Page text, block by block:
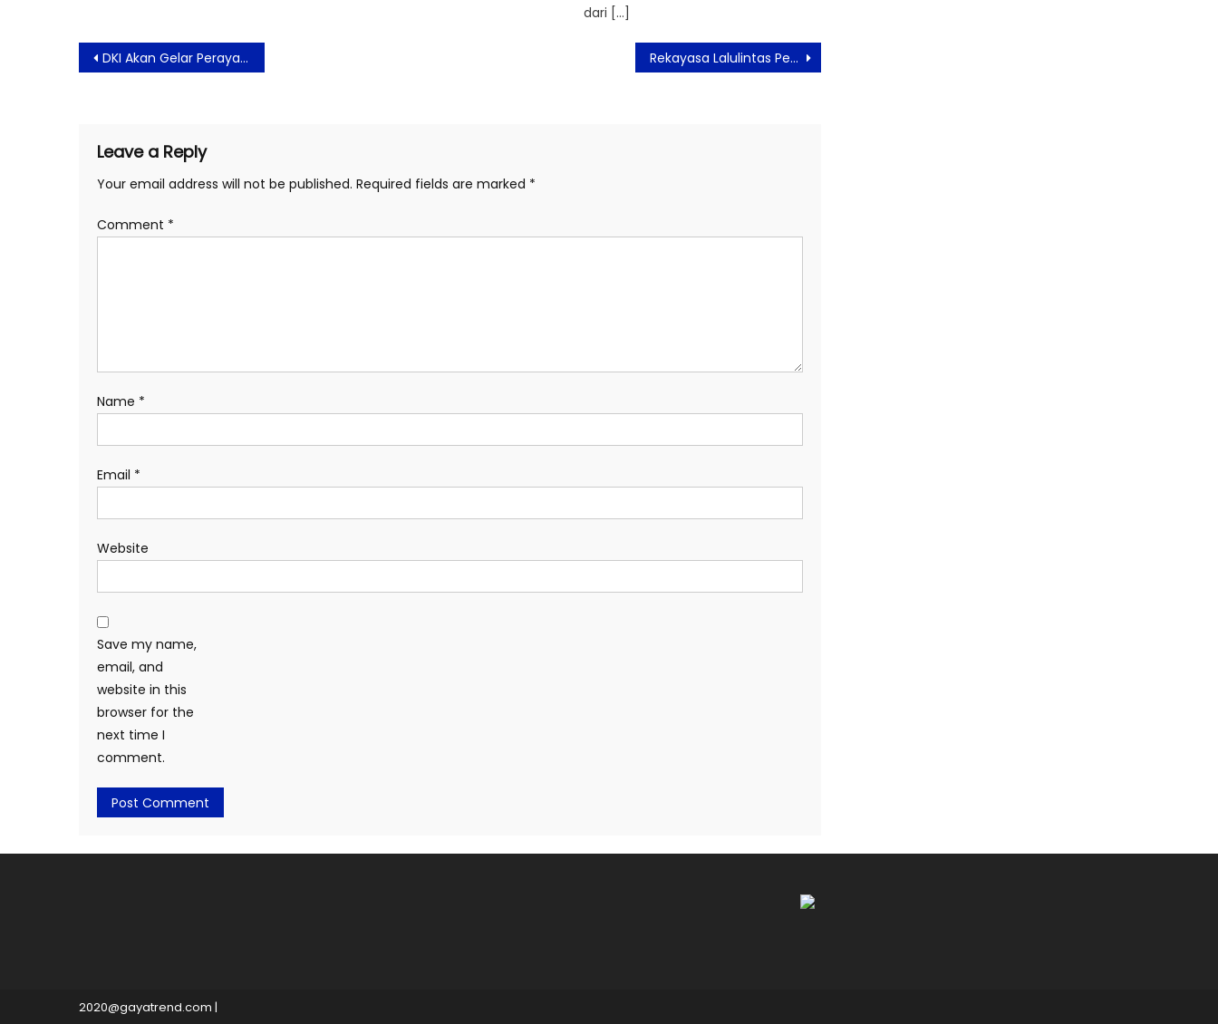
dari […]
Post
navigation
DKI Akan Gelar Perayaan Malam Tahun Baru 2023 Rekayasa Lalulintas Perayaan Malam Tahun Baru 2023 di Jakarta
Leave a Reply
Your email address will not be published. Required fields are marked *
Comment *
Name *
Email *
Website
Save my name,
email, and
website in this
browser for the
next time I
comment.
2020@gayatrend.com |